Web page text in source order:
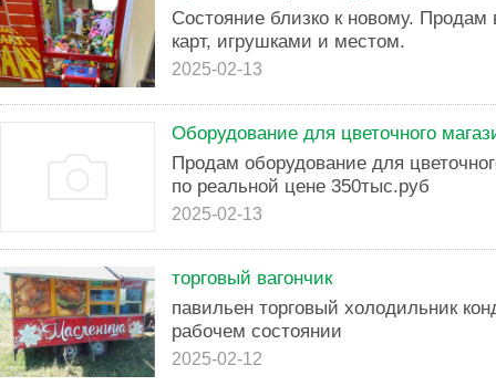
Состояние близко к новому.
карт, игрушками и местом.
2025-02-13
Оборудование для цветочного
Продам оборудование для
по реальной цене 350тыс.руб
2025-02-13
торговый вагончик
павильен торговый холодильник
рабочем состоянии
2025-02-12